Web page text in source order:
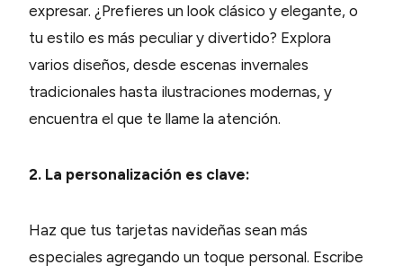
expresar. ¿Prefieres un look clásico y elegante, o
tu estilo es más peculiar y divertido? Explora
varios diseños, desde escenas invernales
tradicionales hasta ilustraciones modernas, y
encuentra el que te llame la atención.
2. La personalización es clave:
Haz que tus tarjetas navideñas sean más
especiales agregando un toque personal. Escribe